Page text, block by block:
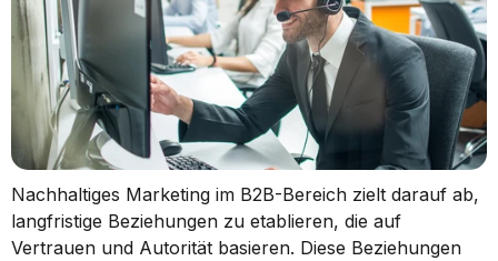
Nachhaltiges Marketing im B2B-Bereich zielt darauf ab,
langfristige Beziehungen zu etablieren, die auf
Vertrauen und Autorität basieren. Diese Beziehungen